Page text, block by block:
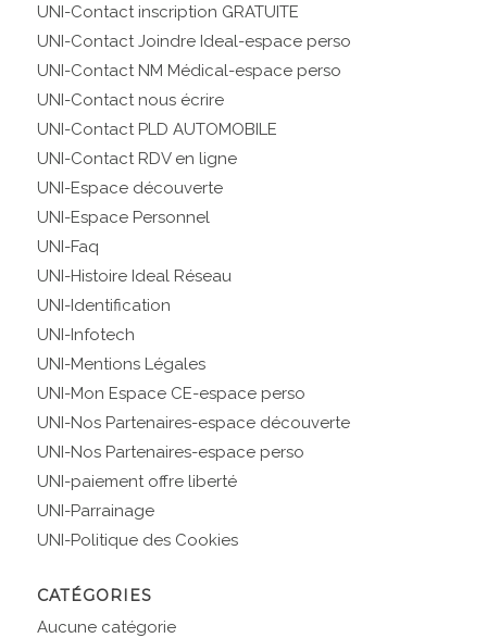
UNI-Contact inscription GRATUITE
UNI-Contact Joindre Ideal-espace perso
UNI-Contact NM Médical-espace perso
UNI-Contact nous écrire
UNI-Contact PLD AUTOMOBILE
UNI-Contact RDV en ligne
UNI-Espace découverte
UNI-Espace Personnel
UNI-Faq
UNI-Histoire Ideal Réseau
UNI-Identification
UNI-Infotech
UNI-Mentions Légales
UNI-Mon Espace CE-espace perso
UNI-Nos Partenaires-espace découverte
UNI-Nos Partenaires-espace perso
UNI-paiement offre liberté
UNI-Parrainage
UNI-Politique des Cookies
CATÉGORIES
Aucune catégorie